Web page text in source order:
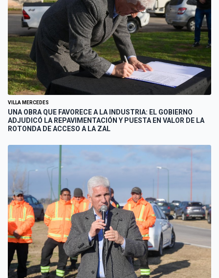
VILLA MERCEDES
UNA OBRA QUE FAVORECE A LA INDUSTRIA: EL GOBIERNO
ADJUDICÓ LA REPAVIMENTACIÓN Y PUESTA EN VALOR DE LA
ROTONDA DE ACCESO A LA ZAL